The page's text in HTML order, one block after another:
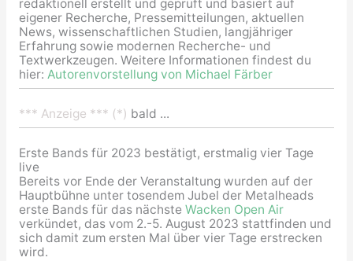
redaktionell erstellt und geprüft und basiert auf
eigener Recherche, Pressemitteilungen, aktuellen
News, wissenschaftlichen Studien, langjähriger
Erfahrung sowie modernen Recherche- und
Textwerkzeugen. Weitere Informationen findest du
hier: Autorenvorstellung von Michael Färber
*** Anzeige *** (*) bald ...
Erste Bands für 2023 bestätigt, erstmalig vier Tage
live
Bereits vor Ende der Veranstaltung wurden auf der
Hauptbühne unter tosendem Jubel der Metalheads
erste Bands für das nächste Wacken Open Air
verkündet, das vom 2.-5. August 2023 stattfinden und
sich damit zum ersten Mal über vier Tage erstrecken
wird.